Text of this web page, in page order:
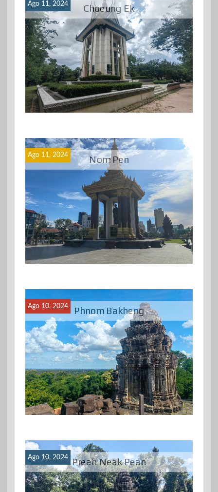
Choeung Ek
Ago 11, 2024
Nom Pen
Ago 11, 2024
Phnom Bakheng
Ago 10, 2024
Preah Neak Pean
Ago 10, 2024